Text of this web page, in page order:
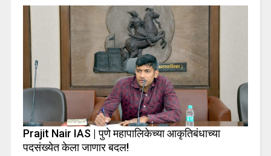
Prajit Nair IAS | पुणे महापालिकेच्या आकृतिबंधाच्या
पदसंख्येत केला जाणार बदल!